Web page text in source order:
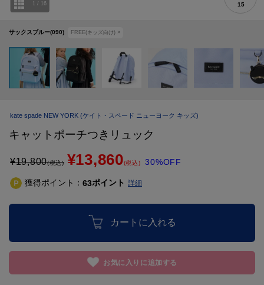
サックスブルー(090) FREE(キッズ向け) ×
1 / 16 15
kate spade NEW YORK (ケイト・スペード ニューヨーク キッズ)
キャットポーチつきリュック
¥19,800(税込) ¥13,860(税込) 30%OFF
獲得ポイント： 63ポイント 詳細
カートに入れる
お気に入りに追加する